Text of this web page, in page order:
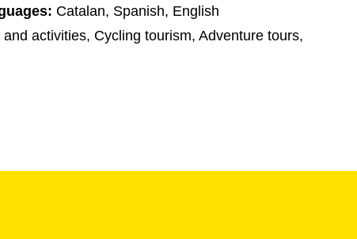
Catalan, Spanish, English
activities, Cycling tourism, Adventure tours,